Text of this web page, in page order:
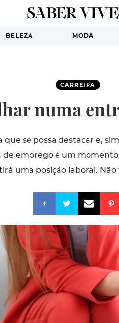
BELEZA MODA
CARREIRA
numa
que se possa destacar e,
de emprego é um
uma posição laboral.